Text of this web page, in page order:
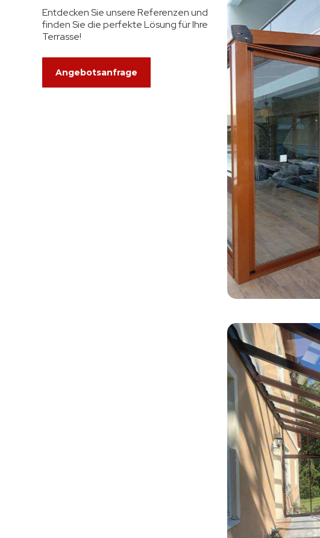
Entdecken Sie unsere Referenzen und
finden Sie die perfekte Lösung für Ihre
Terrasse!
Angebotsanfrage